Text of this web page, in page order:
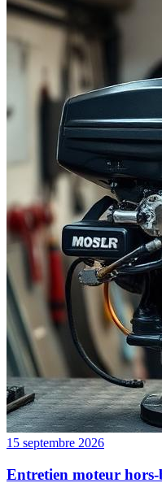
15 septembre 2026
Entretien moteur